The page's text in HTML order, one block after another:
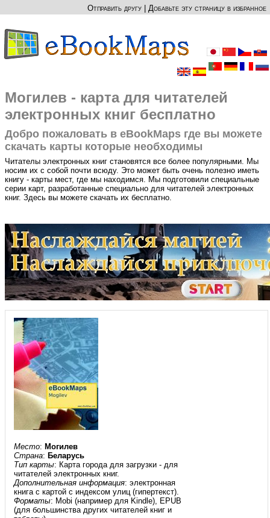
Отправить другу Добавьте эту страницу в избранное
Могилев - карта для читателей
электронных книг бесплатно
Добро пожаловать в eBookMaps где вы можете
скачать карты которые необходимы
Читателы электронных книг становятся все более популярными. Мы
носим их с собой почти всюду. Это может быть очень полезно иметь
книгу - карты мест, где мы находимся. Мы подготовили специальные
серии карт, разработанные специально для читателей электронных
книг. Здесь вы можете скачать их бесплатно.
Место: Могилев
Страна: Беларусь
Тип карты: Карта города для загрузки - для
читателей электронных книг.
Дополнительная информация: электронная
книга с картой с индексом улиц (гипертекст).
Форматы: Mobi (например для Kindle), EPUB
(для большинства других читателей книг и